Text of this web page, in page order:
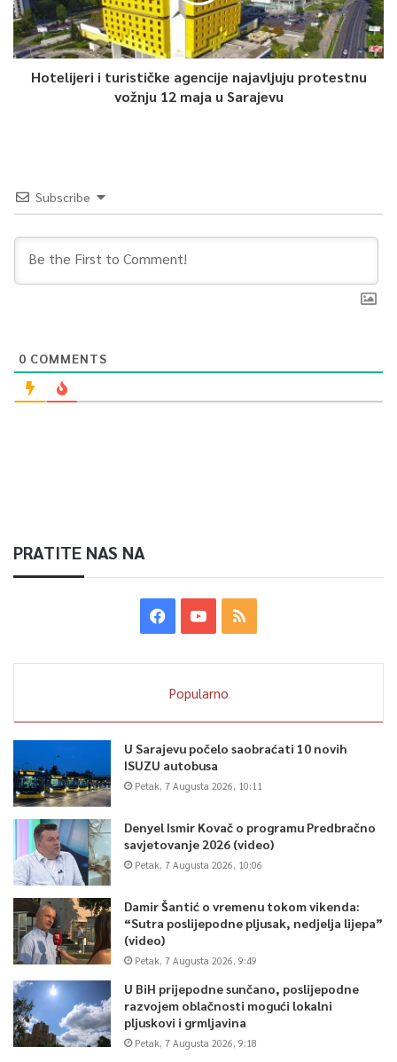
Hotelijeri i turističke agencije najavljuju protestnu
vožnju 12 maja u Sarajevu
Subscribe
0 COMMENTS
PRATITE NAS NA
Popularno
U Sarajevu počelo saobraćati 10 novih
ISUZU autobusa
Petak, 7 Augusta 2026, 10:11
Denyel Ismir Kovač o programu Predbračno
savjetovanje 2026 (video)
Petak, 7 Augusta 2026, 10:06
Damir Šantić o vremenu tokom vikenda:
“Sutra poslijepodne pljusak, nedjelja lijepa”
(video)
Petak, 7 Augusta 2026, 9:49
U BiH prijepodne sunčano, poslijepodne
razvojem oblačnosti mogući lokalni
pljuskovi i grmljavina
Petak, 7 Augusta 2026, 9:18